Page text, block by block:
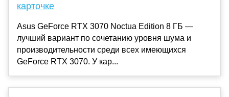
карточке
Asus GeForce RTX 3070 Noctua Edition 8 ГБ —
лучший вариант по сочетанию уровня шума и
производительности среди всех имеющихся
GeForce RTX 3070. У кар...